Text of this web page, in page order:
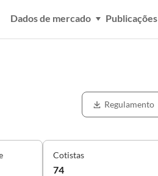
Dados de mercado Publicações
Regulamento
Cotistas
74